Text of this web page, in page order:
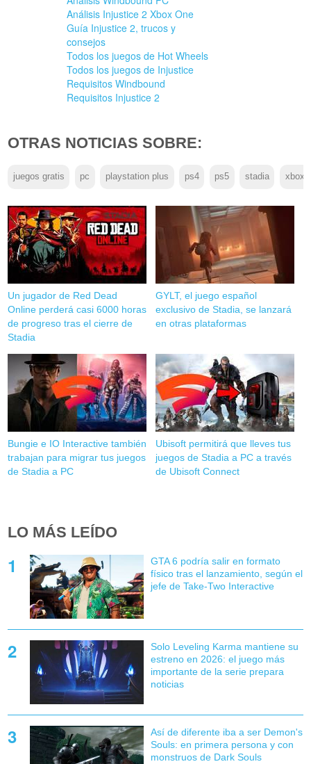
Análisis Injustice 2 Xbox One
Guía Injustice 2, trucos y
consejos
Todos los juegos de Hot Wheels
Todos los juegos de Injustice
Requisitos Windbound
Requisitos Injustice 2
OTRAS NOTICIAS SOBRE:
juegos gratis pc playstation plus ps4 ps5 stadia xbox
Un jugador de Red Dead
Online perderá casi 6000 horas
de progreso tras el cierre de
Stadia
GYLT, el juego español
exclusivo de Stadia, se lanzará
en otras plataformas
Bungie e IO Interactive también
trabajan para migrar tus juegos
de Stadia a PC
Ubisoft permitirá que lleves tus
juegos de Stadia a PC a través
de Ubisoft Connect
LO MÁS LEÍDO
GTA 6 podría salir en formato
físico tras el lanzamiento, según el
jefe de Take-Two Interactive
Solo Leveling Karma mantiene su
estreno en 2026: el juego más
importante de la serie prepara
noticias
Así de diferente iba a ser Demon's
Souls: en primera persona y con
monstruos de Dark Souls